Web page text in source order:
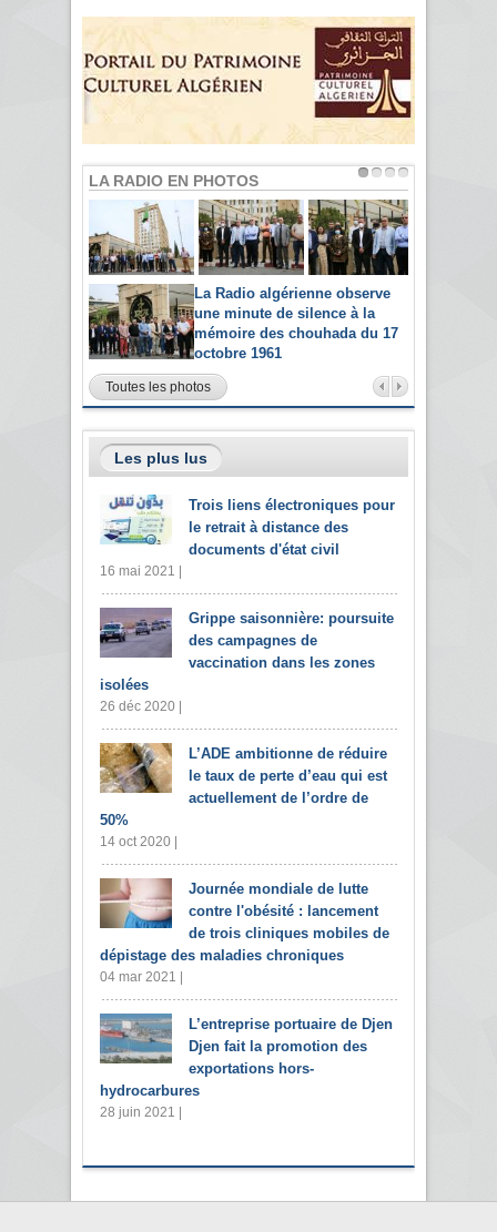
LA RADIO EN PHOTOS
La Radio algérienne observe
une minute de silence à la
mémoire des chouhada du 17
octobre 1961
Toutes les photos
Les plus lus
Trois liens électroniques pour
le retrait à distance des
documents d'état civil
16 mai 2021 |
Grippe saisonnière: poursuite
des campagnes de
vaccination dans les zones
isolées
26 déc 2020 |
L’ADE ambitionne de réduire
le taux de perte d’eau qui est
actuellement de l’ordre de
50%
14 oct 2020 |
Journée mondiale de lutte
contre l'obésité : lancement
de trois cliniques mobiles de
dépistage des maladies chroniques
04 mar 2021 |
L’entreprise portuaire de Djen
Djen fait la promotion des
exportations hors-
hydrocarbures
28 juin 2021 |